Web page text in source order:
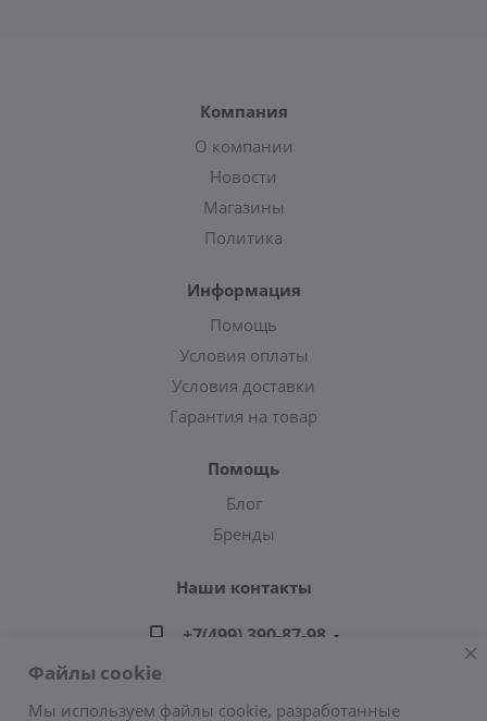
Компания
О компании
Новости
Магазины
Политика
Информация
Помощь
Условия оплаты
Условия доставки
Гарантия на товар
Помощь
Блог
Бренды
Наши контакты
+7(499) 390-87-98
Файлы cookie
Мы используем файлы cookie, разработанные